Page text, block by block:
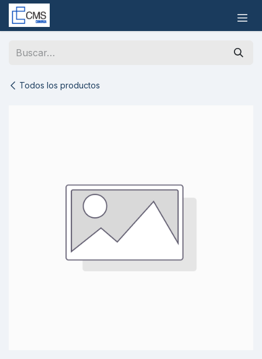
Ir al contenido
Todos los productos